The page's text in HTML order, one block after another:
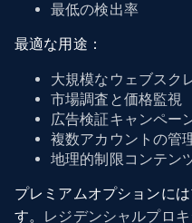
最低の検出率
最適な用途：
大規模なウェブスク
市場調査と価格監視
広告検証キャンペー
複数アカウントの管
地理的制限コンテン
プレミアムオプションに
す。 レジデンシャルプロ